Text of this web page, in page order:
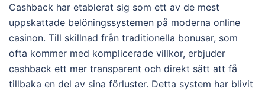
Cashback har etablerat sig som ett av de mest
uppskattade belöningssystemen på moderna online
casinon. Till skillnad från traditionella bonusar, som
ofta kommer med komplicerade villkor, erbjuder
cashback ett mer transparent och direkt sätt att få
tillbaka en del av sina förluster. Detta system har blivit